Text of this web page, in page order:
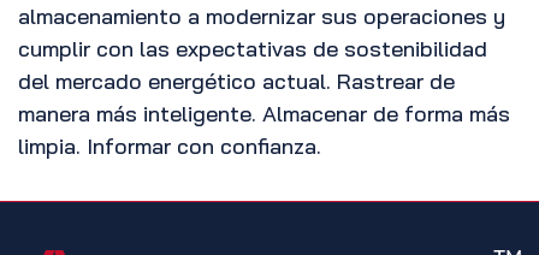
almacenamiento a modernizar sus operaciones y
cumplir con las expectativas de sostenibilidad
del mercado energético actual. Rastrear de
manera más inteligente. Almacenar de forma más
limpia. Informar con confianza.